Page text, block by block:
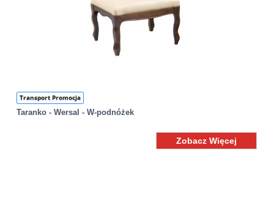
Transport Promocja
Taranko - Wersal - W-podnóżek
Zobacz Więcej